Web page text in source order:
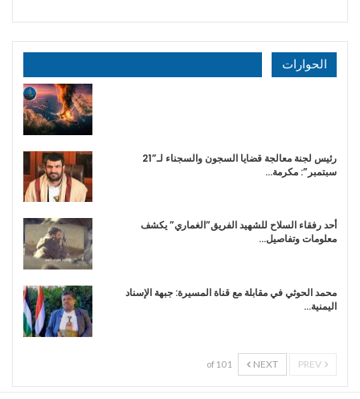
الحوارات
رئيس لجنة معالجة قضايا السجون والسجناء لـ”21
سبتمبر”: مكرمة…
أحد رفقاء السلاح للشهيد الفريق”الغماري” يكشف
معلومات وتفاصيل…
محمد الحوثي في مقابلة مع قناة المسيرة: جبهة الإسناد
اليمنية…
NEXT
1 of 10